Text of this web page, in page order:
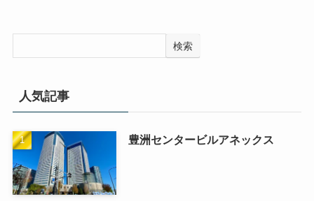
検索
人気記事
豊洲センタービルアネックス